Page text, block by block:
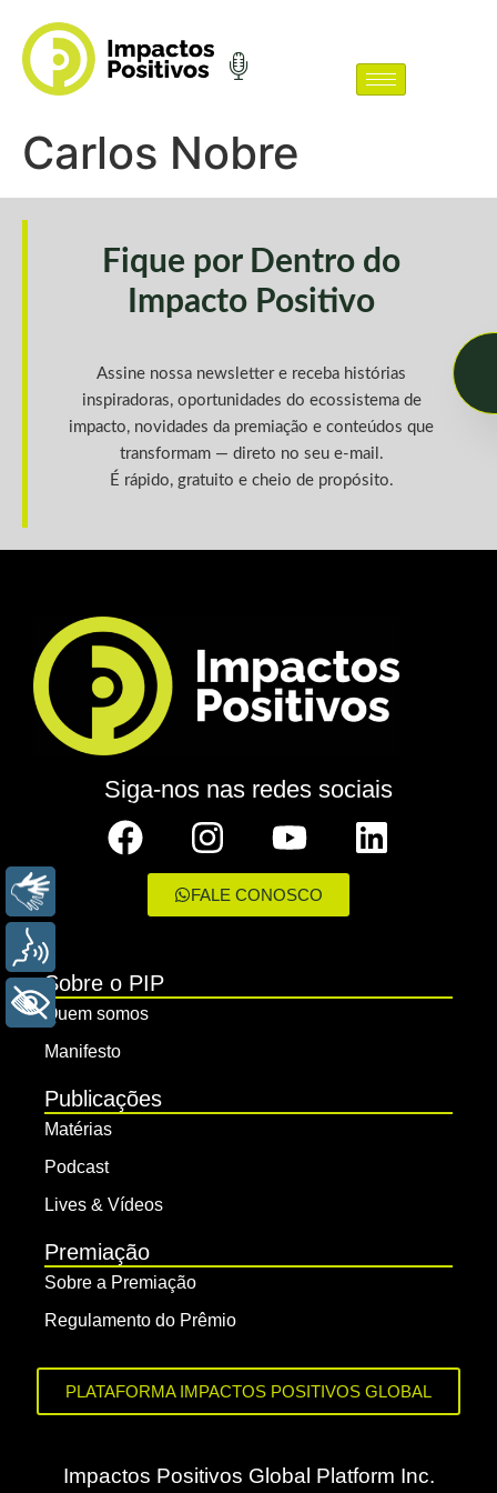
Carlos Nobre
Fique por Dentro do
Impacto Positivo
Assine nossa newsletter e receba histórias
inspiradoras, oportunidades do ecossistema de
impacto, novidades da premiação e conteúdos que
transformam — direto no seu e-mail.
É rápido, gratuito e cheio de propósito.
Siga-nos nas redes sociais
FALE CONOSCO
Sobre o PIP
Quem somos
Manifesto
Publicações
Matérias
Podcast
Lives & Vídeos
Premiação
Sobre a Premiação
Regulamento do Prêmio
PLATAFORMA IMPACTOS POSITIVOS GLOBAL
Impactos Positivos Global Platform Inc.
+ ACESSIBILIDADE